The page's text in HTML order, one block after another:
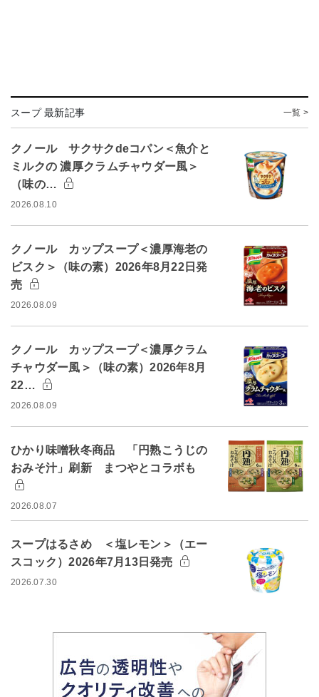
スープ 最新記事 一覧 >
クノール サクサクdeコパン＜魚介と
ミルクの 濃厚クラムチャウダー風＞
（味の…
2026.08.10
クノール カップスープ＜濃厚海老の
ビスク＞（味の素）2026年8月22日発
売
2026.08.09
クノール カップスープ＜濃厚クラム
チャウダー風＞（味の素）2026年8月
22…
2026.08.09
ひかり味噌秋冬商品 「円熟こうじの
おみそ汁」刷新 まつやとコラボも
2026.08.07
スープはるさめ ＜塩レモン＞（エー
スコック）2026年7月13日発売
2026.07.30